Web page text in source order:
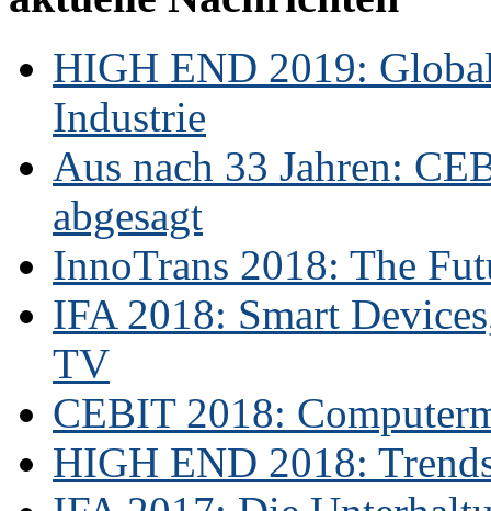
HIGH END 2019:
Industrie
Aus nach 33 Jahren:
abgesagt
InnoTrans 2018: The
IFA 2018: Smart
TV
CEBIT 2018:
HIGH END 2018: